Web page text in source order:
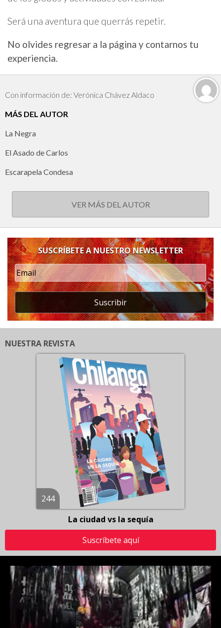
Será una aventura que querrás repetir.
No olvides regresar a la página y contarnos tu
experiencia.
Con información de: Verónica Chávez Aldaco
MÁS DEL AUTOR
La Negra
El Asado de Carlos
Escarapela Condesa
VER MÁS DEL AUTOR
SUSCRÍBETE A NUESTRO NEWSLETTER
Suscribir
NUESTRA REVISTA
244
La ciudad vs la sequía
Suscríbete aquí